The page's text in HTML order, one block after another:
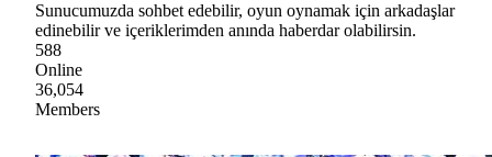
Sunucumuzda sohbet edebilir, oyun oynamak için arkadaşlar
edinebilir ve içeriklerimden anında haberdar olabilirsin.
588
Online
36,054
Members